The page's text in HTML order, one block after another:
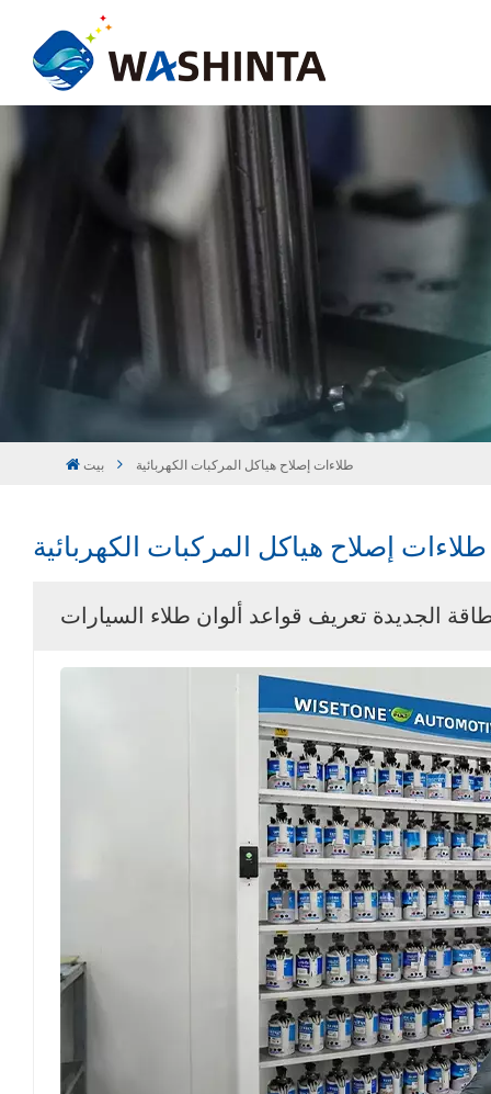
بيت طلاءات إصلاح هياكل المركبات الكهربائية
طلاءات إصلاح هياكل المركبات الكهربائية
الجديدة تعريف قواعد ألوان طلاء السيارات